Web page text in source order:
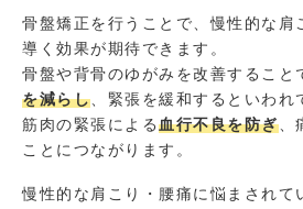
骨盤矯正を行うことで、慢性的な肩
導く効果が期待できます。
骨盤や背骨のゆがみを改善すること
を減らし、緊張を緩和するといわれ
筋肉の緊張による血行不良を防ぎ、
ことにつながります。
慢性的な肩こり・腰痛に悩まされて